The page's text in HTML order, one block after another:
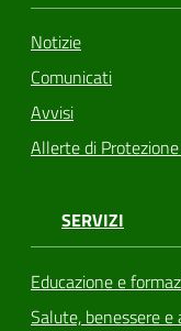
Notizie
Comunicati
Avvisi
Allerte di
SERVIZI
Educazione e
Salute, benessere e